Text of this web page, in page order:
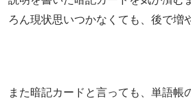
ろん現状思いつかなくても、後で増
また暗記カードと言っても、単語帳